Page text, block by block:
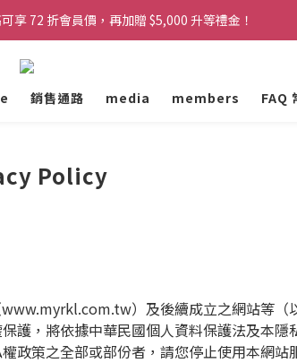
享 72 折會員價，再加贈 $5,000 升等禮金！
享 72 折會員價，再加贈 $5,000 升等禮金！
單皆可享免運服務！
享 72 折會員價，再加贈 $5,000 升等禮金！
銷售通路 media members FAQ
Policy
www.myrkl.com.tw）及後續成立之網站等（
護，將依據中華民國個人資料保護法及本隱
政策之全部或部份者，請您停止使用本網站